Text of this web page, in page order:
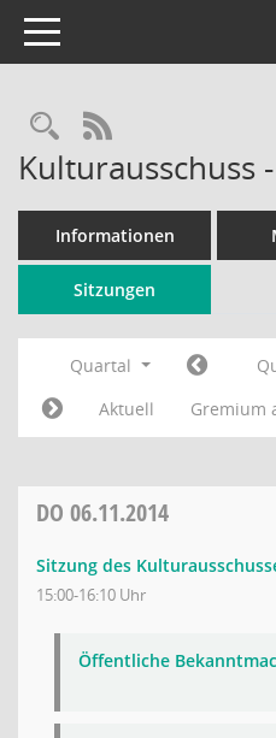
Toggle navigation
RSS-Feed
Kulturausschuss
Informationen
Sitzungen
Quartal
Aktuell
Gremium
DO 06.11.2014
Sitzung des
15:00-16:10 Uhr
Öffentliche